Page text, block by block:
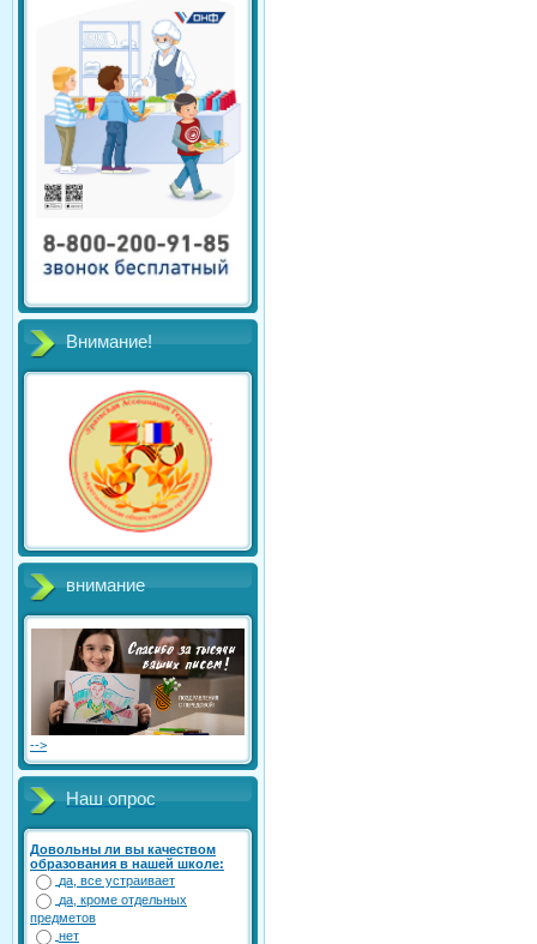
Внимание!
внимание
-->
Наш опрос
Довольны ли вы качеством
образования в нашей школе:
да, все устраивает
да, кроме отдельных
предметов
нет